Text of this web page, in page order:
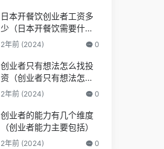
日本开餐饮创业者工资多
少（日本开餐饮需要什么
条件）
2年前 (2024) 0
创业者只有想法怎么找投
资（创业者只有想法怎么
找投资公司）
2年前 (2024) 0
创业者的能力有几个维度
（创业者能力主要包括）
2年前 (2024) 0